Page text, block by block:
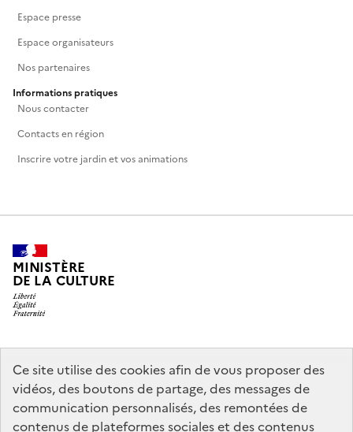
Ce site utilise des cookies afin de vous proposer des
vidéos, des boutons de partage, des messages de
communication personnalisés, des remontées de
contenus de plateformes sociales et des contenus
Espace presse
Espace organisateurs
Nos partenaires
Informations pratiques
Nous contacter
Contacts en région
Inscrire votre jardin et vos animations
MINISTÈRE
DE LA CULTURE
legifrance.gouv.fr
info.gouv.fr
service-public.gouv.fr
data.gouv.fr